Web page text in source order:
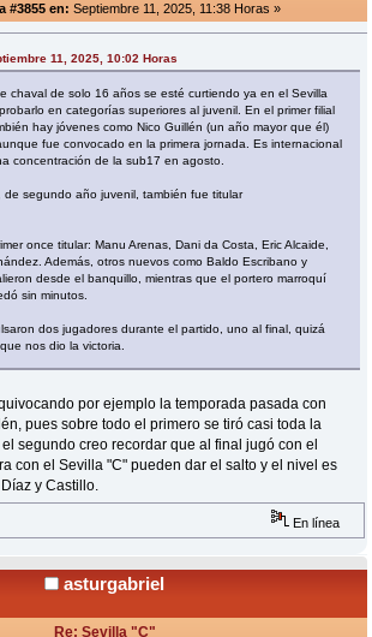
#3855 en: Septiembre 11, 2025, 11:38 Horas »
11, 2025, 10:02 Horas
chaval de solo 16 años se esté curtiendo ya en el Sevilla
en categorías superiores al juvenil. En el primer filial
hay jóvenes como Nico Guillén (un año mayor que él)
fue convocado en la primera jornada. Es internacional
concentración de la sub17 en agosto.
de segundo año juvenil, también fue titular
once titular: Manu Arenas, Dani da Costa, Eric Alcaide,
Además, otros nuevos como Baldo Escribano y
desde el banquillo, mientras que el portero marroquí
sin minutos.
dos jugadores durante el partido, uno al final, quizá
nos dio la victoria.
por ejemplo la temporada pasada con
pues sobre todo el primero se tiró casi toda la
segundo creo recordar que al final jugó con el
con el Sevilla "C" pueden dar el salto y el nivel es
y Castillo.
En línea
asturgabriel
Re: Sevilla "C"